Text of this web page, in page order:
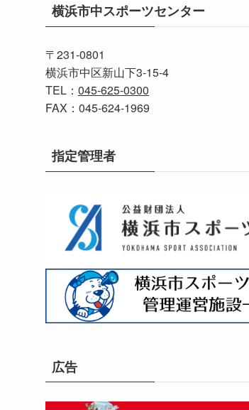
横浜市中スポーツセンター
〒231-0801
横浜市中区新山下3-15-4
TEL： 045-625-0300
FAX：045-624-1969
指定管理者
広告